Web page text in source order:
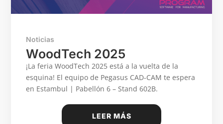
WoodTech 2025
Noticias
¡La feria WoodTech 2025 está a la vuelta de la
esquina! El equipo de Pegasus CAD-CAM te espera
en Estambul | Pabellón 6 – Stand 602B.
LEER MÁS